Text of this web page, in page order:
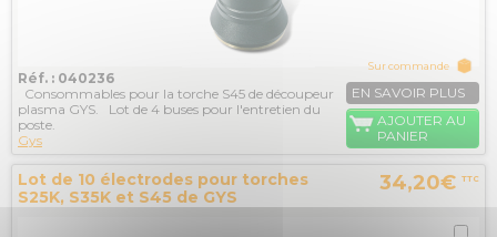
Réf. : 040236
Consommables pour la torche S45 de découpeur
plasma GYS. Lot de 4 buses pour l'entretien du
poste.
Gys
Sur commande
EN SAVOIR PLUS
AJOUTER AU
PANIER
Lot de 10 électrodes pour torches
S25K, S35K et S45 de GYS
34,20€ TTC